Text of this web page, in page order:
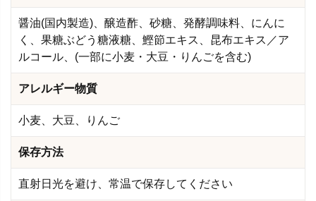
醤油(国内製造)、醸造酢、砂糖、発酵調味料、にんに
く、果糖ぶどう糖液糖、鰹節エキス、昆布エキス／ア
ルコール、(一部に小麦・大豆・りんごを含む)
アレルギー物質
小麦、大豆、りんご
保存方法
直射日光を避け、常温で保存してください